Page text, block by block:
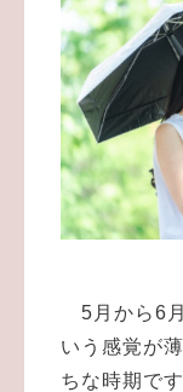
5月から6
いう感覚が
ちな時期です